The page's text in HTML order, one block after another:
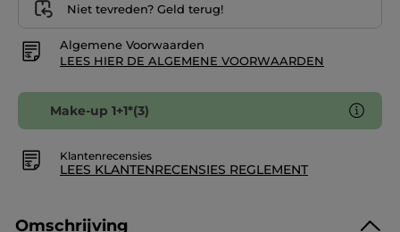
Niet tevreden? Geld terug!
Algemene Voorwaarden
LEES HIER DE ALGEMENE VOORWAARDEN
Make-up 1+1*(3)
Klantenrecensies
LEES KLANTENRECENSIES REGLEMENT
Omschrijving